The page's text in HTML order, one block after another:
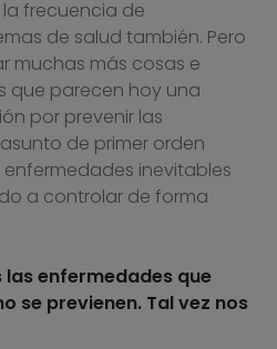
frecuencia de
de salud también. Pero
muchas más cosas e
que parecen hoy una
por prevenir las
de primer orden
inevitables
a controlar de forma
enfermedades que
se previenen. Tal vez nos